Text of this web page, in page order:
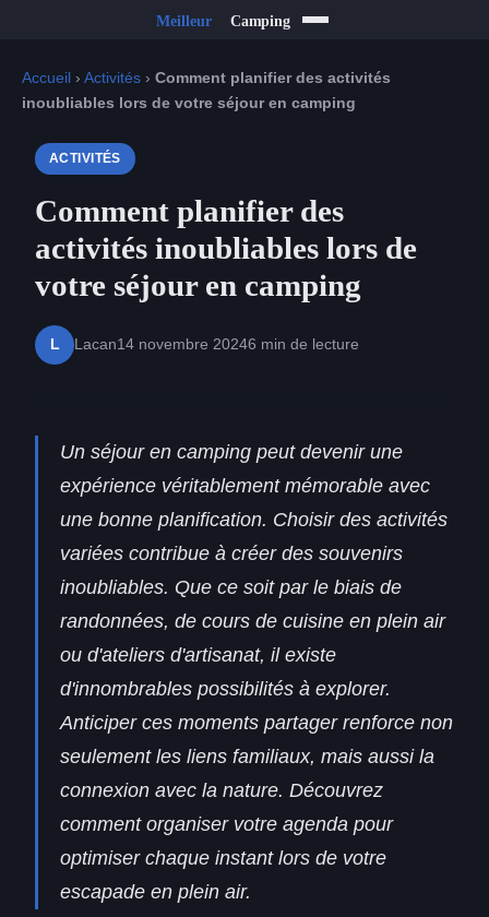
Accueil › Activités › Comment planifier des activités
inoubliables lors de votre séjour en camping
ACTIVITÉS
Comment planifier des
activités inoubliables lors de
votre séjour en camping
L Lacan14 novembre 20246 min de lecture
Un séjour en camping peut devenir une
expérience véritablement mémorable avec
une bonne planification. Choisir des activités
variées contribue à créer des souvenirs
inoubliables. Que ce soit par le biais de
randonnées, de cours de cuisine en plein air
ou d'ateliers d'artisanat, il existe
d'innombrables possibilités à explorer.
Anticiper ces moments partager renforce non
seulement les liens familiaux, mais aussi la
connexion avec la nature. Découvrez
comment organiser votre agenda pour
optimiser chaque instant lors de votre
escapade en plein air.